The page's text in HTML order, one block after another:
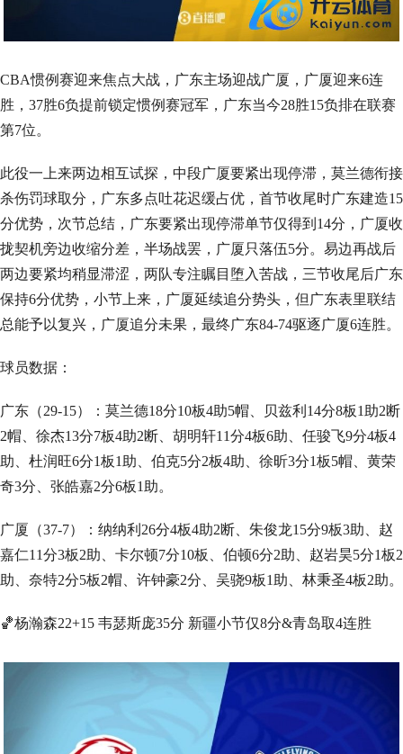
CBA惯例赛迎来焦点大战，广东主场迎战广厦，广厦迎来6连
胜，37胜6负提前锁定惯例赛冠军，广东当今28胜15负排在联赛
第7位。
此役一上来两边相互试探，中段广厦要紧出现停滞，莫兰德衔接
杀伤罚球取分，广东多点吐花迟缓占优，首节收尾时广东建造15
分优势，次节总结，广东要紧出现停滞单节仅得到14分，广厦收
拢契机旁边收缩分差，半场战罢，广厦只落伍5分。易边再战后
两边要紧均稍显滞涩，两队专注瞩目堕入苦战，三节收尾后广东
保持6分优势，小节上来，广厦延续追分势头，但广东表里联结
总能予以复兴，广厦追分未果，最终广东84-74驱逐广厦6连胜。
球员数据：
广东（29-15）：莫兰德18分10板4助5帽、贝兹利14分8板1助2断
2帽、徐杰13分7板4助2断、胡明轩11分4板6助、任骏飞9分4板4
助、杜润旺6分1板1助、伯克5分2板4助、徐昕3分1板5帽、黄荣
奇3分、张皓嘉2分6板1助。
广厦（37-7）：纳纳利26分4板4助2断、朱俊龙15分9板3助、赵
嘉仁11分3板2助、卡尔顿7分10板、伯顿6分2助、赵岩昊5分1板2
助、奈特2分5板2帽、许钟豪2分、吴骁9板1助、林秉圣4板2助。
🏀杨瀚森22+15 韦瑟斯庞35分 新疆小节仅8分&青岛取4连胜